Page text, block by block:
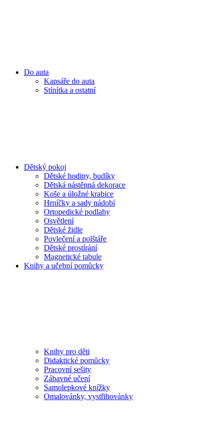
Do auta
Kapsáře do auta
Stínítka a ostatní
Dětský pokoj
Dětské hodiny, budíky
Dětská nástěnná dekorace
Koše a úložné krabice
Hrníčky a sady nádobí
Ortopedické podlahy
Osvětlení
Dětské židle
Povlečení a polštáře
Dětské prostírání
Magnetické tabule
Knihy a učební pomůcky
Knihy pro děti
Didaktické pomůcky
Pracovní sešity
Zábavné učení
Samolepkové knížky
Omalovánky, vystřihovánky